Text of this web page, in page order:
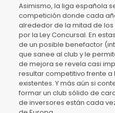
Asimismo, la liga española
competición donde cada
alrededor de la mitad de
por la Ley Concursal. En
de un posible benefactor
que sanee al club y le
de mejora se revela casi
resultar competitivo frente
existentes. Y más aún si
formar un club sólido de
de inversores están cada